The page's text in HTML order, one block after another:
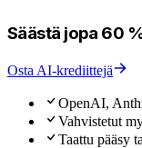
Säästä jopa 60
Osta AI-krediittejä
OpenAI,
Vahvistetut
Taattu pääsy